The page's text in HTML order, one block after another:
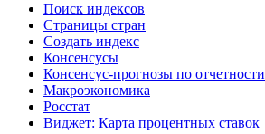
Поиск индексов
Страницы стран
Создать индекс
Консенсусы
Консенсус-прогнозы по отчетности
Макроэкономика
Росстат
Виджет: Карта процентных ставок